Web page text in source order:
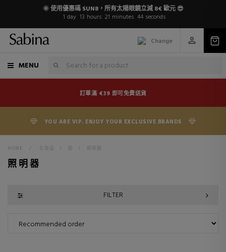
🌞 使用優惠碼 SUN8，所有太陽眼鏡立減 8€ 歐元 😎
1 day 13 hours 21 minutes 43 seconds
Change
MENU
訂單滿 €39 即可免費送貨
YOU ARE VIP. ENJOY YOUR EXCLUSIVE BRANDS
HOME > 化妆品 > 脸 > 照明器
照明器
FILTER